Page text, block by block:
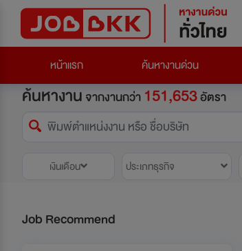
หน้าแรก
ค้นหางานด่วน
ค้นหางาน จากงานกว่า 151,653อัตรา
เงินเดือน ประเภทธุรกิจ
Job Recommend